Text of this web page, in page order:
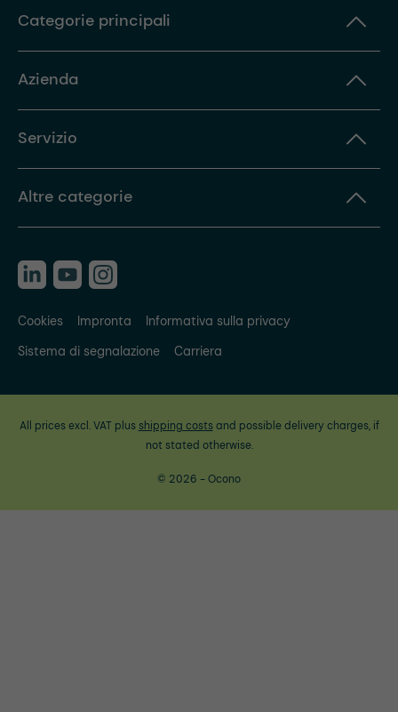
Categorie principali
Azienda
Servizio
Altre categorie
Cookies Impronta
Informativa sulla privacy
Sistema di segnalazione
Carriera
All prices excl. VAT plus shipping costsand possible delivery charges, if
not stated otherwise.
© 2026 - Ocono